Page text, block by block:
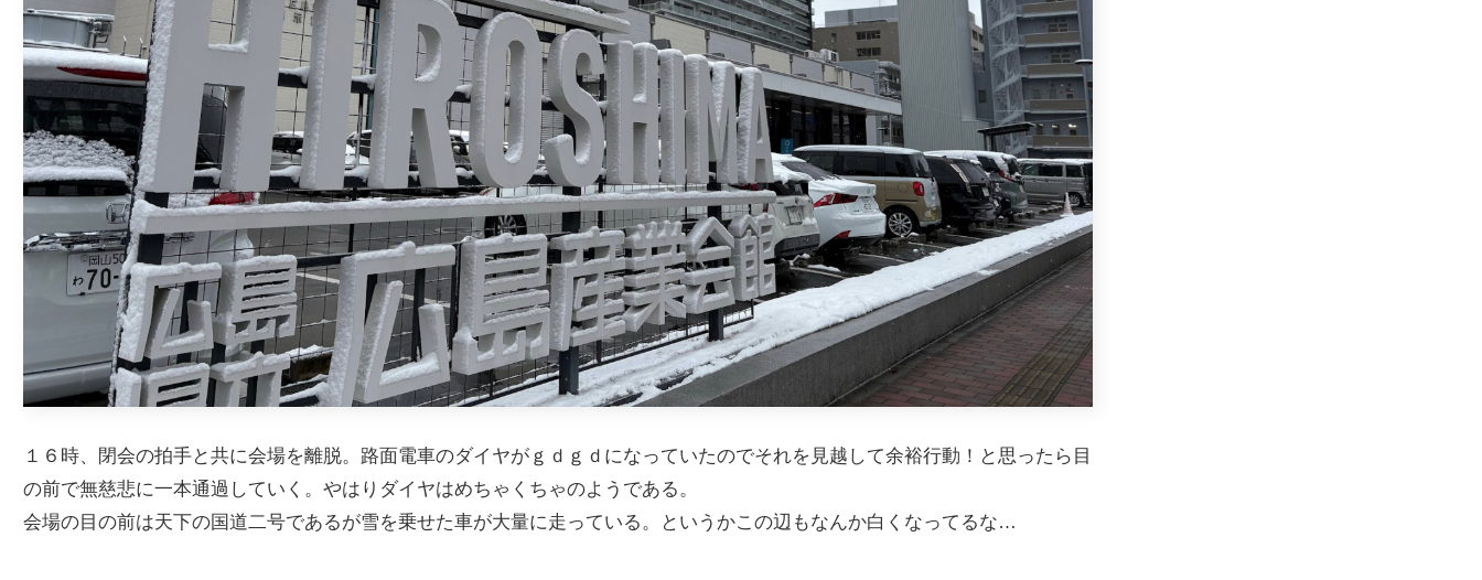
１６時、閉会の拍手と共に会場を離脱。路面電車のダイヤがｇｄｇｄになっていたのでそれを見越して余裕行動！と思ったら目
の前で無慈悲に一本通過していく。やはりダイヤはめちゃくちゃのようである。
会場の目の前は天下の国道二号であるが雪を乗せた車が大量に走っている。というかこの辺もなんか白くなってるな…